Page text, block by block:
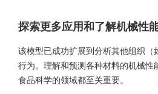
探索更多应用和了解机械性
该模型已成功扩展到分析其他组织（
行为。理解和预测各种材料的机械性
食品科学的领域都至关重要。